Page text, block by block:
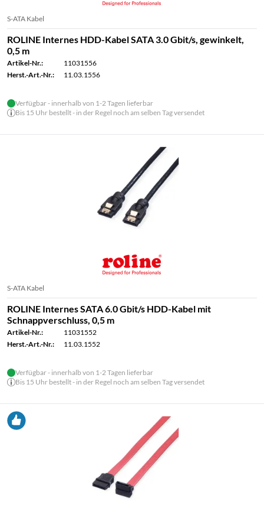
S-ATA Kabel
ROLINE Internes HDD-Kabel SATA 3.0 Gbit/s, gewinkelt,
0,5 m
Artikel-Nr.:
11031556
Herst.-Art.-Nr.:
11.03.1556
Verfügbar - innerhalb von 1-2 Tagen lieferbar
Bis 15 Uhr bestellt - in der Regel noch am selben Tag versendet
S-ATA Kabel
ROLINE Internes SATA 6.0 Gbit/s HDD-Kabel mit
Schnappverschluss, 0,5 m
Artikel-Nr.:
11031552
Herst.-Art.-Nr.:
11.03.1552
Verfügbar - innerhalb von 1-2 Tagen lieferbar
Bis 15 Uhr bestellt - in der Regel noch am selben Tag versendet